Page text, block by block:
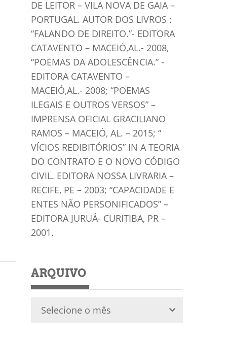
DE LEITOR – VILA NOVA DE GAIA –
PORTUGAL. AUTOR DOS LIVROS :
“FALANDO DE DIREITO.”- EDITORA
CATAVENTO – MACEIÓ,AL.- 2008,
“POEMAS DA ADOLESCÊNCIA.” -
EDITORA CATAVENTO –
MACEIÓ,AL.- 2008; “POEMAS
ILEGAIS E OUTROS VERSOS” –
IMPRENSA OFICIAL GRACILIANO
RAMOS – MACEIÓ, AL. – 2015; “
VÍCIOS REDIBITÓRIOS” IN A TEORIA
DO CONTRATO E O NOVO CÓDIGO
CIVIL. EDITORA NOSSA LIVRARIA –
RECIFE, PE – 2003; “CAPACIDADE E
ENTES NÃO PERSONIFICADOS” –
EDITORA JURUÁ- CURITIBA, PR –
2001.
ARQUIVO